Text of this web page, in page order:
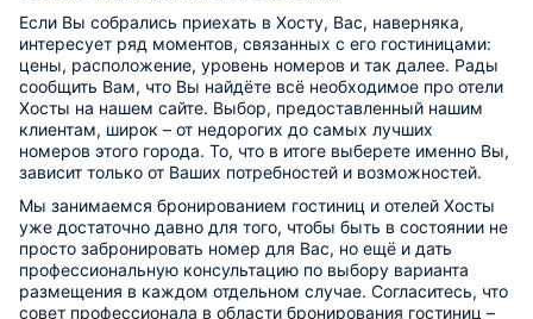
Если Вы собрались приехать в Хосту, Вас, наверняка,
интересует ряд моментов, связанных с его гостиницами:
цены, расположение, уровень номеров и так далее. Рады
сообщить Вам, что Вы найдёте всё необходимое про отели
Хосты на нашем сайте. Выбор, предоставленный нашим
клиентам, широк – от недорогих до самых лучших
номеров этого города. То, что в итоге выберете именно Вы,
зависит только от Ваших потребностей и возможностей.
Мы занимаемся бронированием гостиниц и отелей Хосты
уже достаточно давно для того, чтобы быть в состоянии не
просто забронировать номер для Вас, но ещё и дать
профессиональную консультацию по выбору варианта
размещения в каждом отдельном случае. Согласитесь, что
совет профессионала в области бронирования гостиниц –